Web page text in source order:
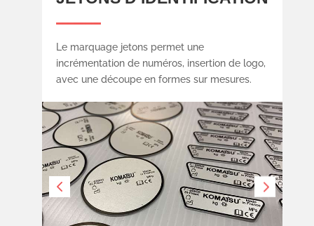
Le marquage jetons permet une
incrémentation de numéros, insertion de logo,
avec une découpe en formes sur mesures.